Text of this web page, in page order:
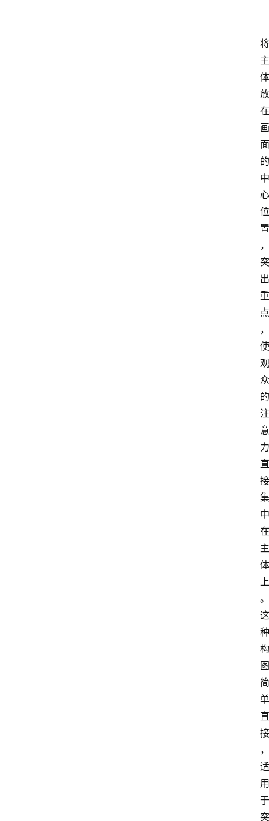
将
主
体
放
在
画
面
的
中
心
位
置
，
突
出
重
点
，
使
观
众
的
注
意
力
直
接
集
中
在
主
体
上
。
这
种
构
图
简
单
直
接
，
适
用
于
突